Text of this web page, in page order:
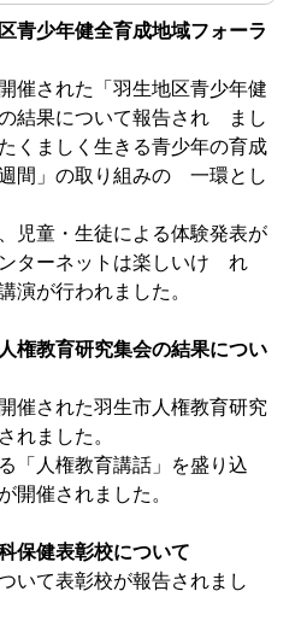
青少年健全育成地域フォーラ
催された「羽生地区青少年健
結果について報告され まし
くましく生きる青少年の育成
間」の取り組みの 一環とし
児童・生徒による体験発表が
ターネットは楽しいけ れ
演が行われました。
権教育研究集会の結果につい
催された羽生市人権教育研究
れました。
「人権教育講話」を盛り込
開催されました。
保健表彰校について
いて表彰校が報告されまし